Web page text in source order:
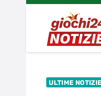
ULTIME NOTIZIE